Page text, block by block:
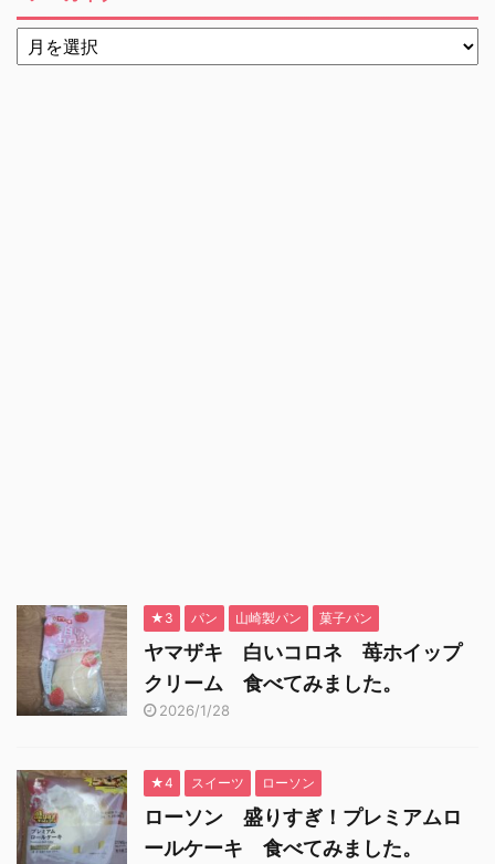
★3 パン 山崎製パン 菓子パン
ヤマザキ 白いコロネ 苺ホイップ
クリーム 食べてみました。
2026/1/28
★4 スイーツ ローソン
ローソン 盛りすぎ！プレミアムロ
ールケーキ 食べてみました。